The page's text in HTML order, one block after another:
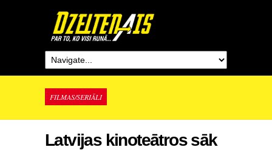
FILMAS/SERIĀLI
Latvijas kinoteātros sāk